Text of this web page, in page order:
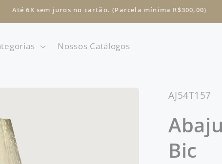
Até 6X sem juros no cartão. (Parcela mínima R$300,00)
Nossos Catálogos
SKU:
AJ54T157
Bic